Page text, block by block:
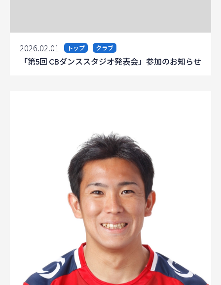
2026.02.01 トップ クラブ
「第5回 CBダンススタジオ発表会」参加のお知らせ